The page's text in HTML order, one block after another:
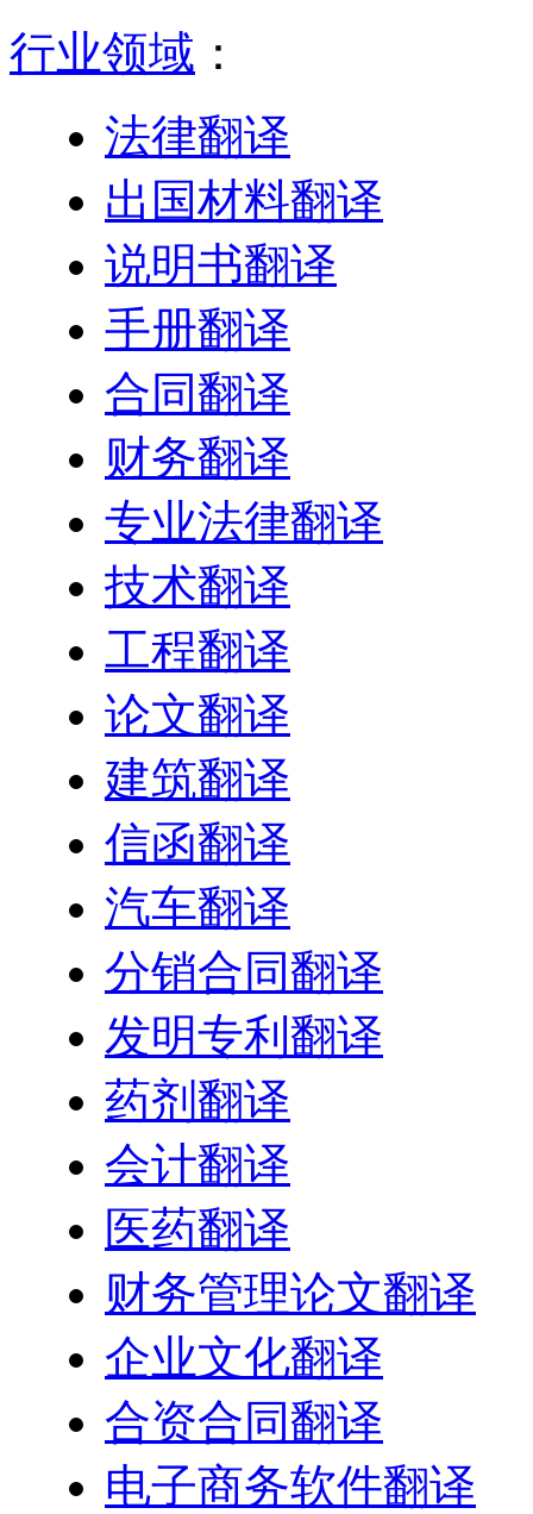
行业领域 ：
法律翻译
出国材料翻译
说明书翻译
手册翻译
合同翻译
财务翻译
专业法律翻译
技术翻译
工程翻译
论文翻译
建筑翻译
信函翻译
汽车翻译
分销合同翻译
发明专利翻译
药剂翻译
会计翻译
医药翻译
财务管理论文翻译
企业文化翻译
合资合同翻译
电子商务软件翻译